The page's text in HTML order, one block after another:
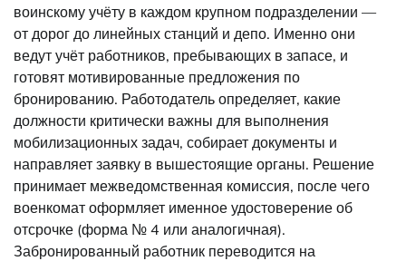
воинскому учёту в каждом крупном подразделении —
от дорог до линейных станций и депо. Именно они
ведут учёт работников, пребывающих в запасе, и
готовят мотивированные предложения по
бронированию. Работодатель определяет, какие
должности критически важны для выполнения
мобилизационных задач, собирает документы и
направляет заявку в вышестоящие органы. Решение
принимает межведомственная комиссия, после чего
военкомат оформляет именное удостоверение об
отсрочке (форма № 4 или аналогичная).
Забронированный работник переводится на